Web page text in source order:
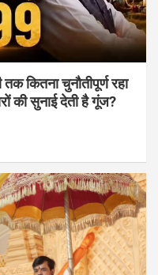
कितना चुनौतीपूर्ण रहा
की सुनाई देती है गूंज?